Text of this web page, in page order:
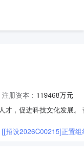
注册资本： 119468万元
[[招设2026C00215]正置